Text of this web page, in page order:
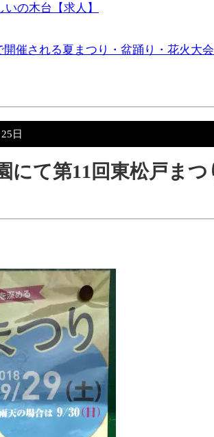
の木台【求人】
開催される夏まつり・盆踊り・花火大
日
にて第11回東松戸まつ